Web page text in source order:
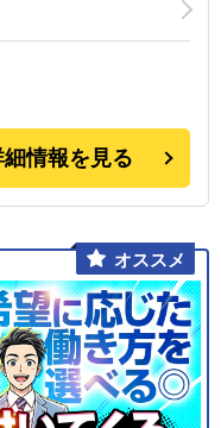
細情報を見る